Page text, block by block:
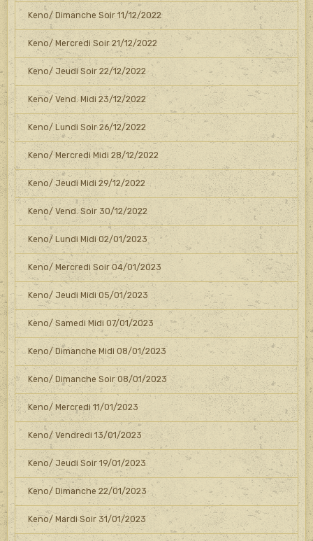
Keno/ Dimanche Soir 11/12/2022
Keno/ Mercredi Soir 21/12/2022
Keno/ Jeudi Soir 22/12/2022
Keno/ Vend. Midi 23/12/2022
Keno/ Lundi Soir 26/12/2022
Keno/ Mercredi Midi 28/12/2022
Keno/ Jeudi Midi 29/12/2022
Keno/ Vend. Soir 30/12/2022
Keno/ Lundi Midi 02/01/2023
Keno/ Mercredi Soir 04/01/2023
Keno/ Jeudi Midi 05/01/2023
Keno/ Samedi Midi 07/01/2023
Keno/ Dimanche Midi 08/01/2023
Keno/ Dimanche Soir 08/01/2023
Keno/ Mercredi 11/01/2023
Keno/ Vendredi 13/01/2023
Keno/ Jeudi Soir 19/01/2023
Keno/ Dimanche 22/01/2023
Keno/ Mardi Soir 31/01/2023